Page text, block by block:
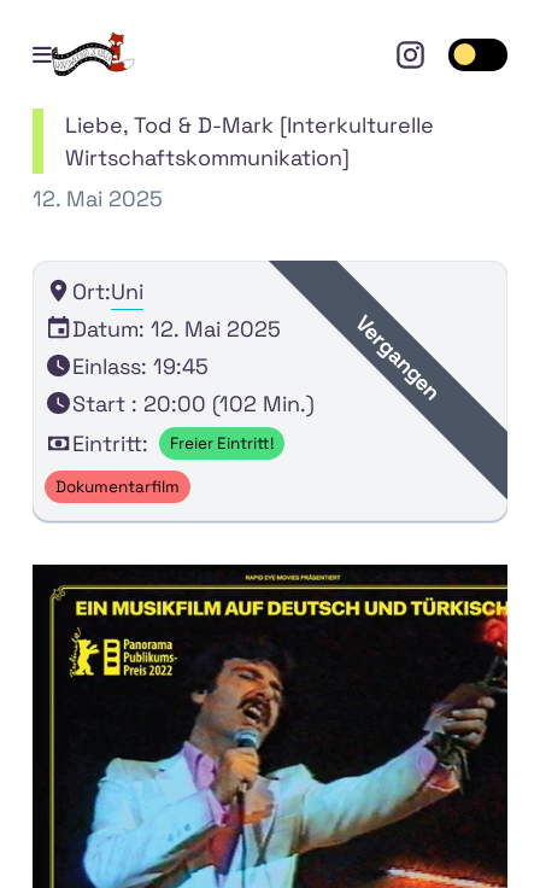
Open mobile menu
Toggle
Liebe, Tod & D-Mark [Interkulturelle
Wirtschaftskommunikation]
12. Mai 2025
Vergangen
Ort:Uni
Datum: 12. Mai 2025
Einlass: 19:45
Start : 20:00 (102 Min.)
Eintritt:
Freier Eintritt!
Dokumentarfilm